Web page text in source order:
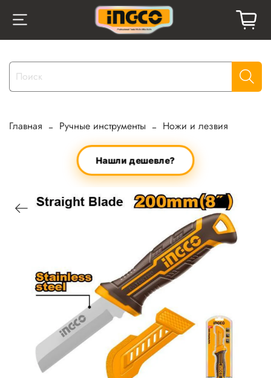
Главная Ручные инструменты Ножи и лезвия
Нашли дешевле?